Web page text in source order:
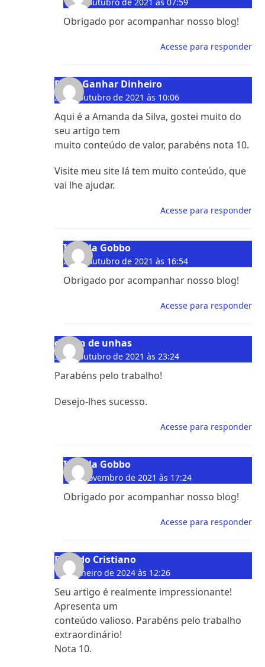
Obrigado por acompanhar nosso blog!
Acesse para responder
Dicas Ganhar Dinheiro
24 de outubro de 2021 às 10:06
Aqui é a Amanda da Silva, gostei muito do
seu artigo tem
muito conteúdo de valor, parabéns nota 10.
Visite meu site lá tem muito conteúdo, que
vai lhe ajudar.
Acesse para responder
Isabela Gobbo
27 de outubro de 2021 às 16:54
Obrigado por acompanhar nosso blog!
Acesse para responder
design de unhas
30 de outubro de 2021 às 23:24
Parabéns pelo trabalho!
Desejo-lhes sucesso.
Acesse para responder
Isabela Gobbo
1 de novembro de 2021 às 17:24
Obrigado por acompanhar nosso blog!
Acesse para responder
Ricardo Cristiano
1 de janeiro de 2024 às 12:26
Seu artigo é realmente impressionante!
Apresenta um
conteúdo valioso. Parabéns pelo trabalho
extraordinário!
Nota 10.